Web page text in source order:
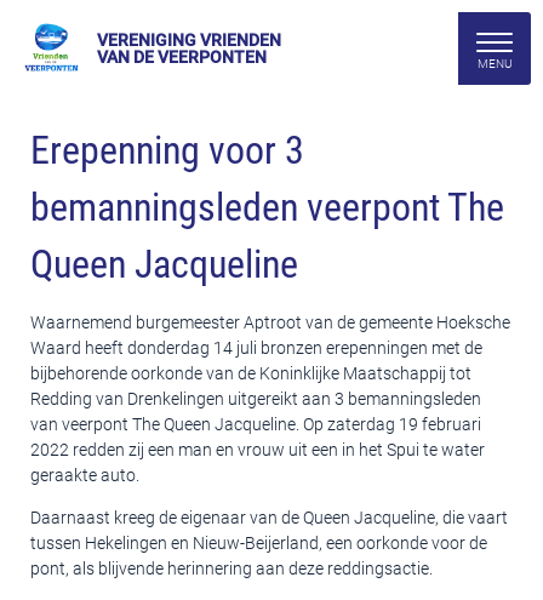
VERENIGING VRIENDEN
VAN DE VEERPONTEN
Erepenning voor 3
bemanningsleden veerpont The
Queen Jacqueline
Waarnemend burgemeester Aptroot van de gemeente Hoeksche
Waard heeft donderdag 14 juli bronzen erepenningen met de
bijbehorende oorkonde van de Koninklijke Maatschappij tot
Redding van Drenkelingen uitgereikt aan 3 bemanningsleden
van veerpont The Queen Jacqueline. Op zaterdag 19 februari
2022 redden zij een man en vrouw uit een in het Spui te water
geraakte auto.
Daarnaast kreeg de eigenaar van de Queen Jacqueline, die vaart
tussen Hekelingen en Nieuw-Beijerland, een oorkonde voor de
pont, als blijvende herinnering aan deze reddingsactie.